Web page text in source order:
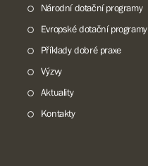
Národní dotační programy
Evropské dotační programy
Příklady dobré praxe
Výzvy
Aktuality
Kontakty